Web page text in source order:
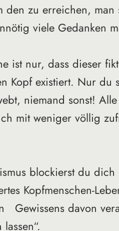
zu erreichen, man
viele Gedanken
ist nur, dass dieser
Kopf existiert. Nur du
niemand sonst!
mit weniger völlig
blockierst du
Kopfmenschen-
Gewissens davon